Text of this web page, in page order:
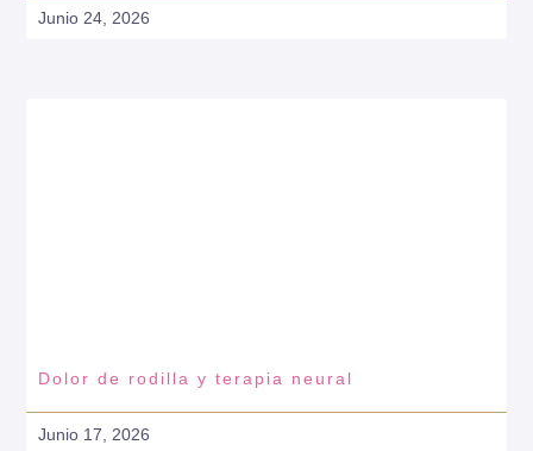
Junio 24, 2026
Dolor de rodilla y terapia neural
Junio 17, 2026